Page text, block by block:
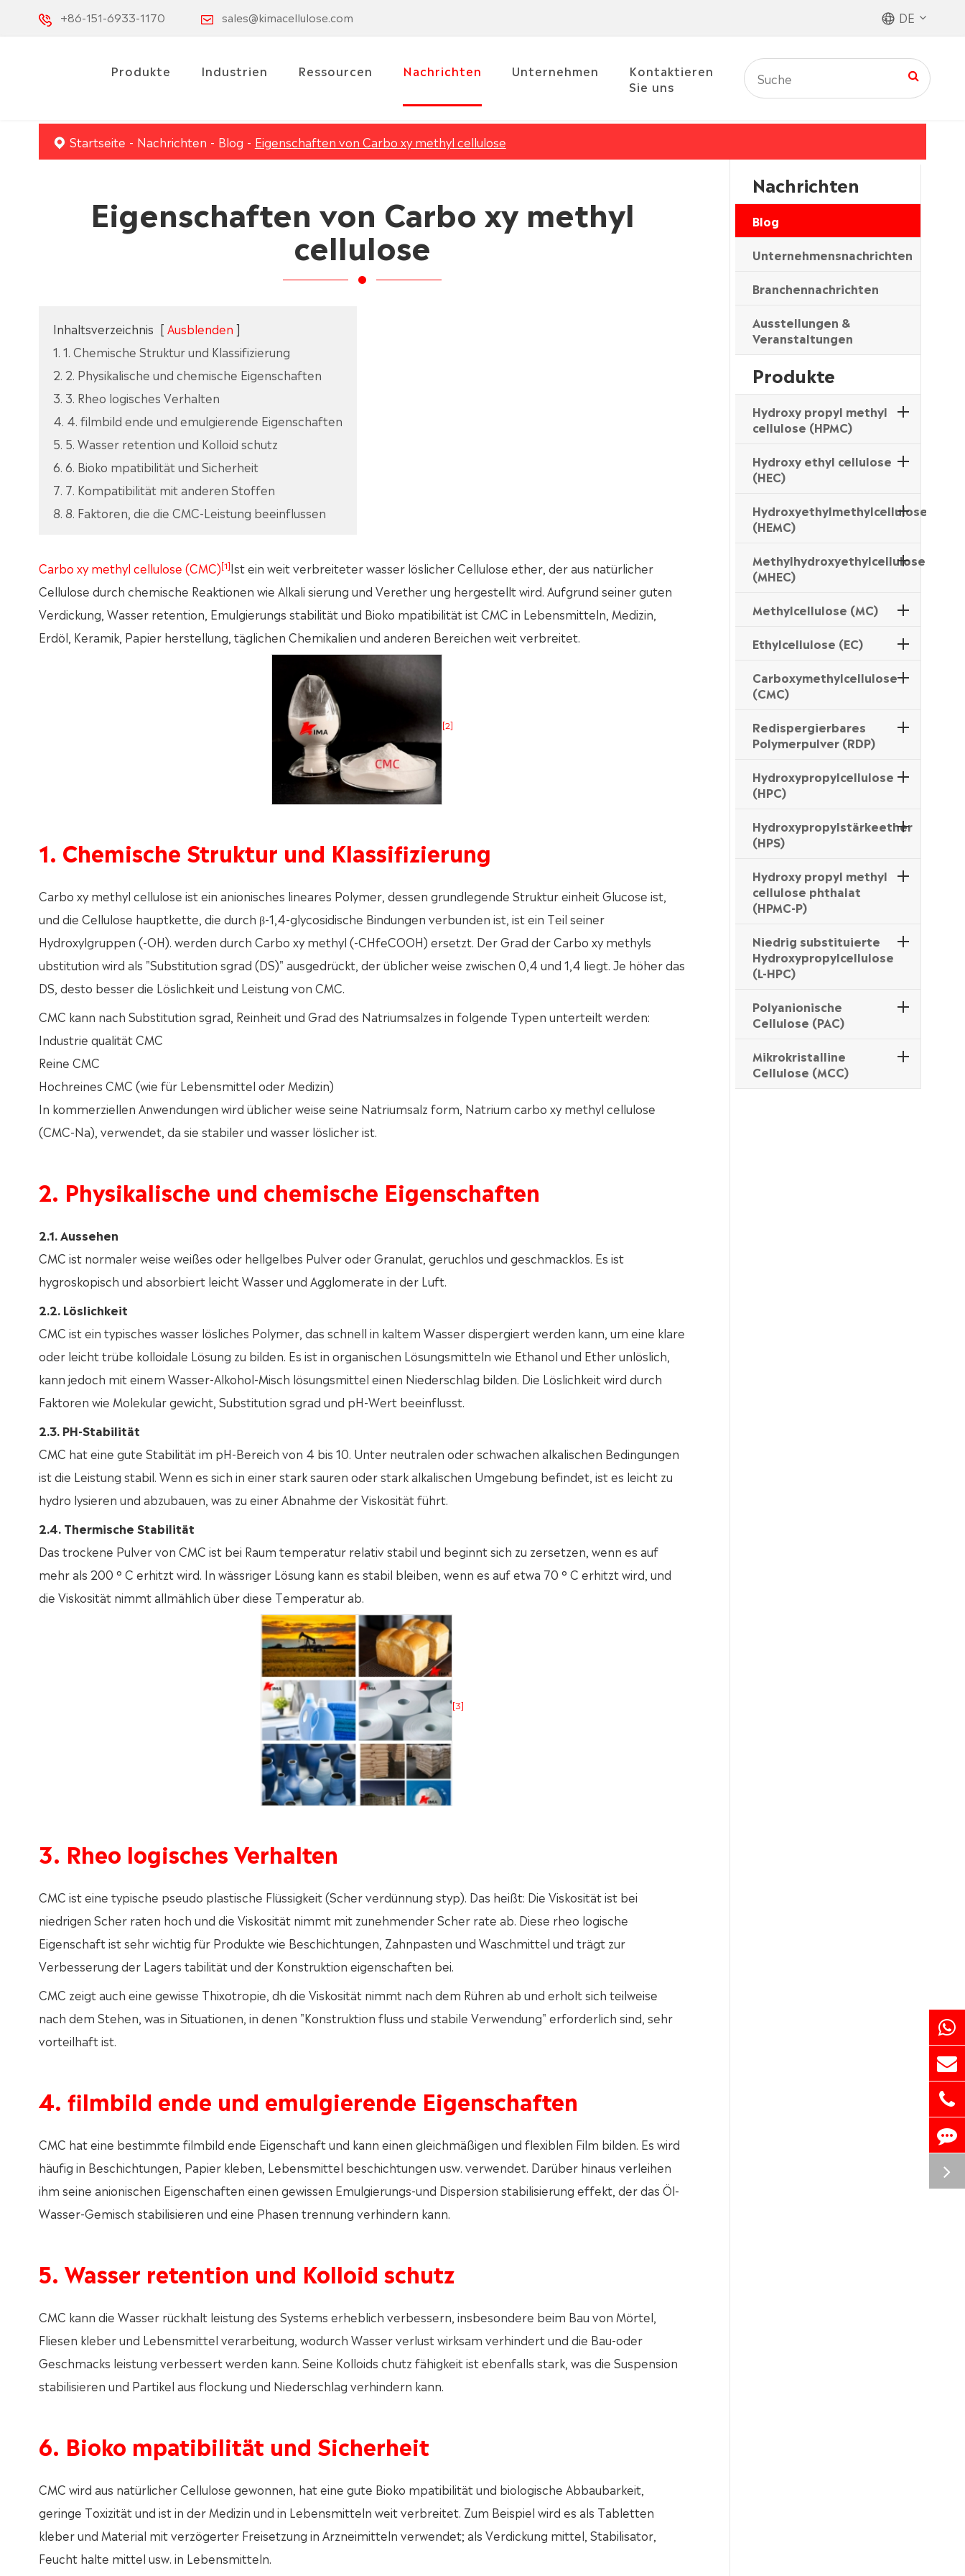
+86-151-6933-1170 sales@kimacellulose.com DE
Produkte Industrien Ressourcen Nachrichten Unternehmen
Kontaktieren
Sie uns
Startseite Nachrichten Blog Eigenschaften von Carbo xy methyl cellulose
Eigenschaften von Carbo xy methyl
cellulose
Inhaltsverzeichnis [ Ausblenden ]
1. 1. Chemische Struktur und Klassifizierung
2. 2. Physikalische und chemische Eigenschaften
3. 3. Rheo logisches Verhalten
4. 4. filmbild ende und emulgierende Eigenschaften
5. 5. Wasser retention und Kolloid schutz
6. 6. Bioko mpatibilität und Sicherheit
7. 7. Kompatibilität mit anderen Stoffen
8. 8. Faktoren, die die CMC-Leistung beeinflussen
Carbo xy methyl cellulose (CMC)[1]Ist ein weit verbreiteter wasser löslicher Cellulose ether, der aus natürlicher
Cellulose durch chemische Reaktionen wie Alkali sierung und Verether ung hergestellt wird. Aufgrund seiner guten
Verdickung, Wasser retention, Emulgierungs stabilität und Bioko mpatibilität ist CMC in Lebensmitteln, Medizin,
Erdöl, Keramik, Papier herstellung, täglichen Chemikalien und anderen Bereichen weit verbreitet.
[2]
1. Chemische Struktur und Klassifizierung
Carbo xy methyl cellulose ist ein anionisches lineares Polymer, dessen grundlegende Struktur einheit Glucose ist,
und die Cellulose hauptkette, die durch β-1,4-glycosidische Bindungen verbunden ist, ist ein Teil seiner
Hydroxylgruppen (-OH). werden durch Carbo xy methyl (-CHfeCOOH) ersetzt. Der Grad der Carbo xy methyls
ubstitution wird als "Substitution sgrad (DS)" ausgedrückt, der üblicher weise zwischen 0,4 und 1,4 liegt. Je höher das
DS, desto besser die Löslichkeit und Leistung von CMC.
CMC kann nach Substitution sgrad, Reinheit und Grad des Natriumsalzes in folgende Typen unterteilt werden:
Industrie qualität CMC
Reine CMC
Hochreines CMC (wie für Lebensmittel oder Medizin)
In kommerziellen Anwendungen wird üblicher weise seine Natriumsalz form, Natrium carbo xy methyl cellulose
(CMC-Na), verwendet, da sie stabiler und wasser löslicher ist.
2. Physikalische und chemische Eigenschaften
2.1. Aussehen
CMC ist normaler weise weißes oder hellgelbes Pulver oder Granulat, geruchlos und geschmacklos. Es ist
hygroskopisch und absorbiert leicht Wasser und Agglomerate in der Luft.
2.2. Löslichkeit
CMC ist ein typisches wasser lösliches Polymer, das schnell in kaltem Wasser dispergiert werden kann, um eine klare
oder leicht trübe kolloidale Lösung zu bilden. Es ist in organischen Lösungsmitteln wie Ethanol und Ether unlöslich,
kann jedoch mit einem Wasser-Alkohol-Misch lösungsmittel einen Niederschlag bilden. Die Löslichkeit wird durch
Faktoren wie Molekular gewicht, Substitution sgrad und pH-Wert beeinflusst.
2.3. PH-Stabilität
CMC hat eine gute Stabilität im pH-Bereich von 4 bis 10. Unter neutralen oder schwachen alkalischen Bedingungen
ist die Leistung stabil. Wenn es sich in einer stark sauren oder stark alkalischen Umgebung befindet, ist es leicht zu
hydro lysieren und abzubauen, was zu einer Abnahme der Viskosität führt.
2.4. Thermische Stabilität
Das trockene Pulver von CMC ist bei Raum temperatur relativ stabil und beginnt sich zu zersetzen, wenn es auf
mehr als 200 ° C erhitzt wird. In wässriger Lösung kann es stabil bleiben, wenn es auf etwa 70 ° C erhitzt wird, und
die Viskosität nimmt allmählich über diese Temperatur ab.
[3]
3. Rheo logisches Verhalten
CMC ist eine typische pseudo plastische Flüssigkeit (Scher verdünnung styp). Das heißt: Die Viskosität ist bei
niedrigen Scher raten hoch und die Viskosität nimmt mit zunehmender Scher rate ab. Diese rheo logische
Eigenschaft ist sehr wichtig für Produkte wie Beschichtungen, Zahnpasten und Waschmittel und trägt zur
Verbesserung der Lagers tabilität und der Konstruktion eigenschaften bei.
CMC zeigt auch eine gewisse Thixotropie, dh die Viskosität nimmt nach dem Rühren ab und erholt sich teilweise
nach dem Stehen, was in Situationen, in denen "Konstruktion fluss und stabile Verwendung" erforderlich sind, sehr
vorteilhaft ist.
4. filmbild ende und emulgierende Eigenschaften
CMC hat eine bestimmte filmbild ende Eigenschaft und kann einen gleichmäßigen und flexiblen Film bilden. Es wird
häufig in Beschichtungen, Papier kleben, Lebensmittel beschichtungen usw. verwendet. Darüber hinaus verleihen
ihm seine anionischen Eigenschaften einen gewissen Emulgierungs-und Dispersion stabilisierung effekt, der das Öl-
Wasser-Gemisch stabilisieren und eine Phasen trennung verhindern kann.
5. Wasser retention und Kolloid schutz
CMC kann die Wasser rückhalt leistung des Systems erheblich verbessern, insbesondere beim Bau von Mörtel,
Fliesen kleber und Lebensmittel verarbeitung, wodurch Wasser verlust wirksam verhindert und die Bau-oder
Geschmacks leistung verbessert werden kann. Seine Kolloids chutz fähigkeit ist ebenfalls stark, was die Suspension
stabilisieren und Partikel aus flockung und Niederschlag verhindern kann.
6. Bioko mpatibilität und Sicherheit
CMC wird aus natürlicher Cellulose gewonnen, hat eine gute Bioko mpatibilität und biologische Abbaubarkeit,
geringe Toxizität und ist in der Medizin und in Lebensmitteln weit verbreitet. Zum Beispiel wird es als Tabletten
kleber und Material mit verzögerter Freisetzung in Arzneimitteln verwendet; als Verdickung mittel, Stabilisator,
Feucht halte mittel usw. in Lebensmitteln.
Nachrichten
Blog
Unternehmensnachrichten
Branchennachrichten
Ausstellungen &
Veranstaltungen
Produkte
Hydroxy propyl methyl
cellulose (HPMC)
Hydroxy ethyl cellulose
(HEC)
Hydroxyethylmethylcellulose
(HEMC)
Methylhydroxyethylcellulose
(MHEC)
Methylcellulose (MC)
Ethylcellulose (EC)
Carboxymethylcellulose
(CMC)
Redispergierbares
Polymerpulver (RDP)
Hydroxypropylcellulose
(HPC)
Hydroxypropylstärkeether
(HPS)
Hydroxy propyl methyl
cellulose phthalat
(HPMC-P)
Niedrig substituierte
Hydroxypropylcellulose
(L-HPC)
Polyanionische
Cellulose (PAC)
Mikrokristalline
Cellulose (MCC)